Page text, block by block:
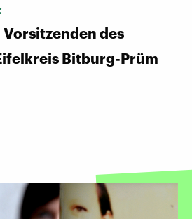
des
Bitburg-Prüm